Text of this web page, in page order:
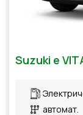
Suzuki e
автомат.